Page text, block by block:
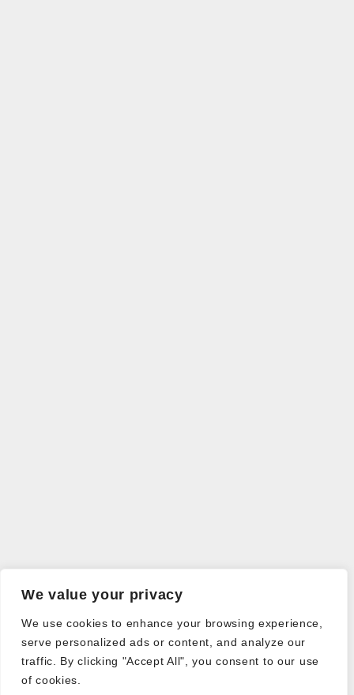
We value your privacy
We use cookies to enhance your browsing experience,
serve personalized ads or content, and analyze our
traffic. By clicking "Accept All", you consent to our use
of cookies.